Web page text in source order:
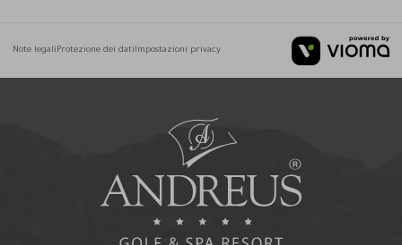
Note legaliProtezione dei datiImpostazioni privacy